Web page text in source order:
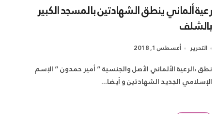
رعية ألماني ينطق الشهادتين بالمسجد الكبير
بالشلف
التحرير أغسطس 1, 2018
نطق ،الرعية الألماني الأصل والجنسية ” أمير حمدون ” الإسم
الإسلامي الجديد الشهادتين و أيضا...